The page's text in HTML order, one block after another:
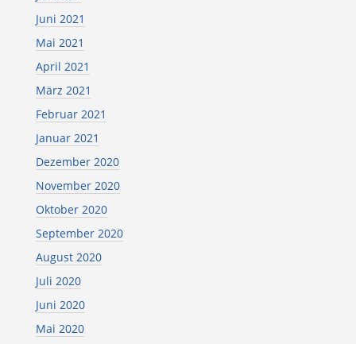
Juni 2021
Mai 2021
April 2021
März 2021
Februar 2021
Januar 2021
Dezember 2020
November 2020
Oktober 2020
September 2020
August 2020
Juli 2020
Juni 2020
Mai 2020